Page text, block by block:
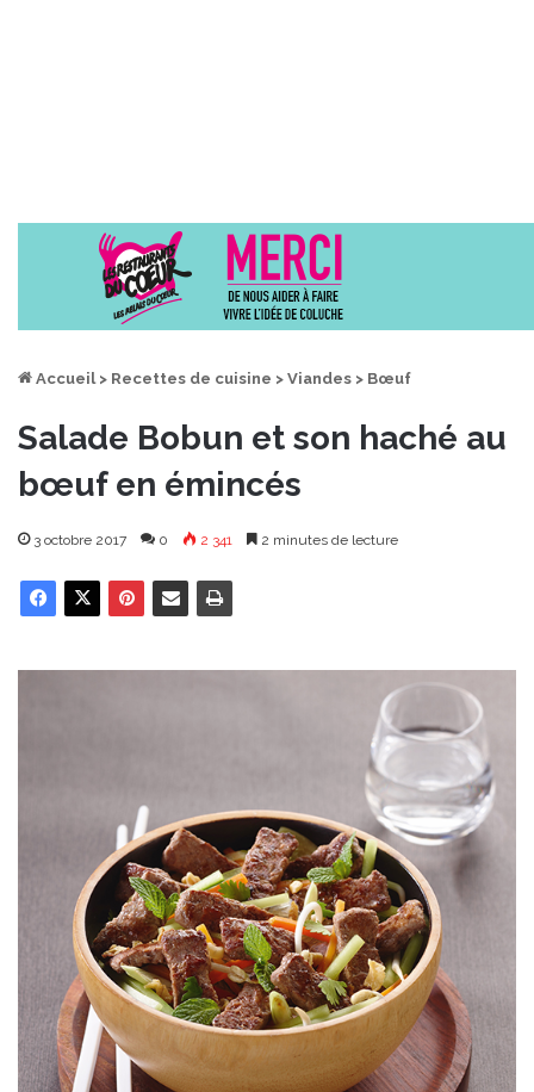
Accueil > Recettes de cuisine > Viandes > Bœuf
Salade Bobun et son haché au
bœuf en émincés
3 octobre 2017 0 2 341 2 minutes de lecture